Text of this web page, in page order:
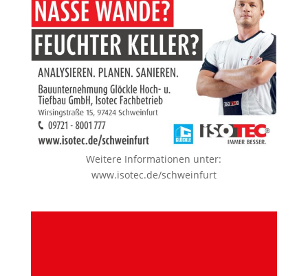
Weitere Informationen unter:
www.isotec.de/schweinfurt